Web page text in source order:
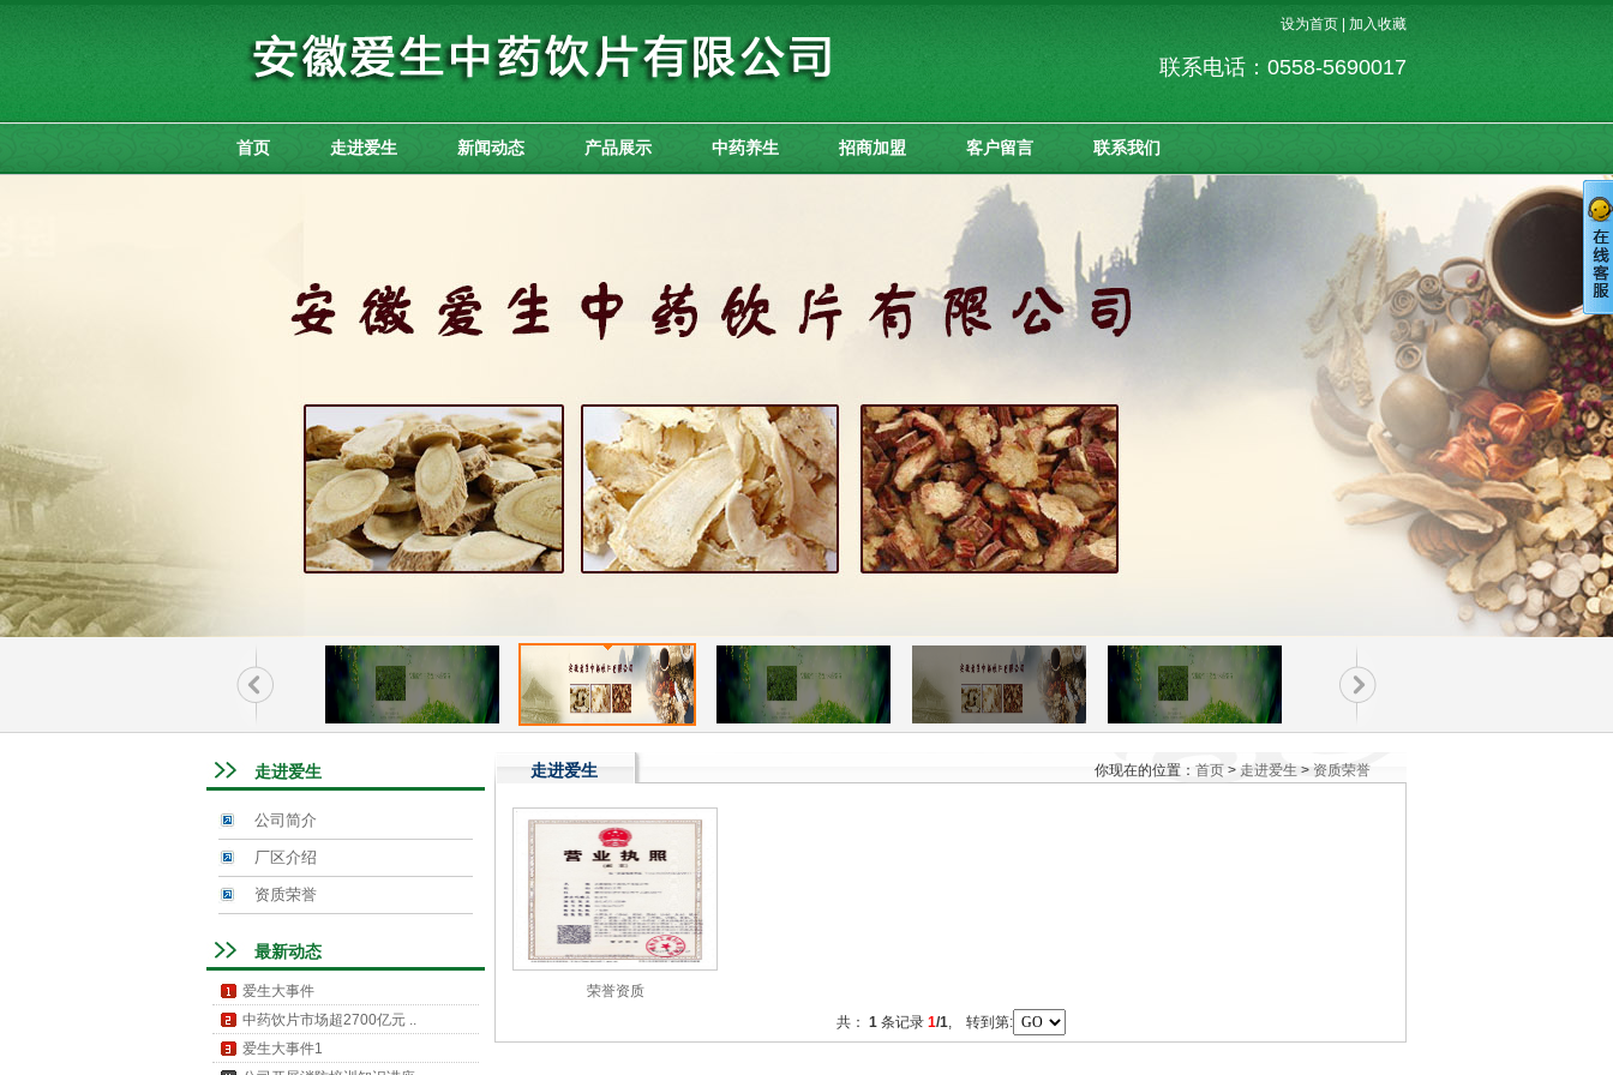
设为首页 加入收藏
联系电话：0558-5690017
首页 走进爱生 新闻动态 产品展示 中药养生 招商加盟 客户留言 联系我们
走进爱生
公司简介
厂区介绍
资质荣誉
最新动态
爱生大事件
中药饮片市场超2700亿元 ..
爱生大事件1
你现在的位置： 首页 > 走进爱生 > 资质荣誉
走进爱生
荣誉资质
共： 1条记录 1/1, 转到第:
客户服务热线
0558-5690017
在线留言